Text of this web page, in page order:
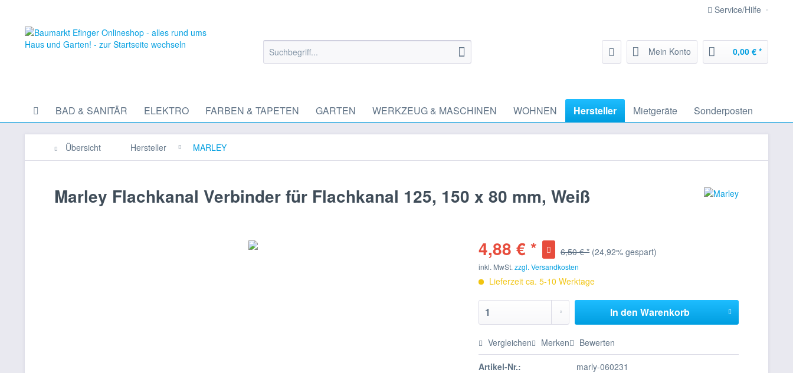
Service/Hilfe
Mein Konto 0,00 € *
BAD & SANITÄR ELEKTRO FARBEN & TAPETEN GARTEN WERKZEUG & MASCHINEN WOHNEN Hersteller Mietgeräte Sonderposten
Übersicht Hersteller MARLEY
Marley Flachkanal Verbinder für Flachkanal 125, 150 x 80 mm, Weiß
4,88 € * 6,50 € * (24,92% gespart)
inkl. MwSt.zzgl. Versandkosten
Lieferzeit ca. 5-10 Werktage
In den Warenkorb
Vergleichen Merken Bewerten
Artikel-Nr.: marly-060231